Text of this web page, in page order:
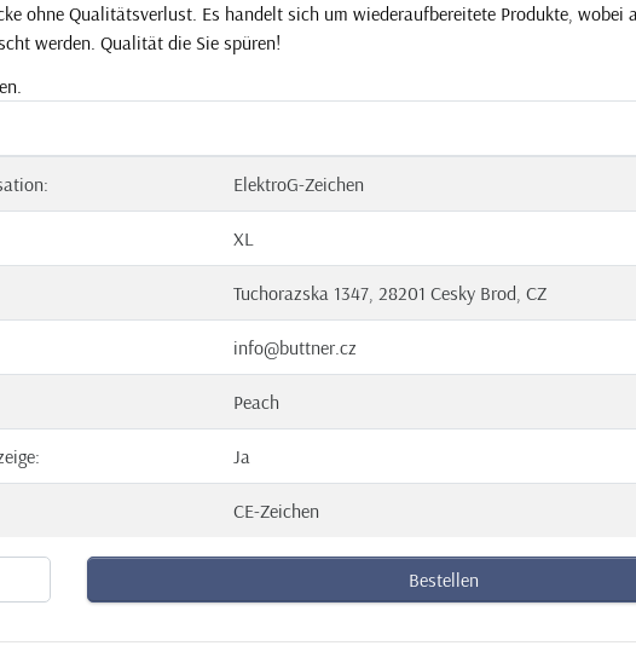
ohne Qualitätsverlust. Es handelt sich um wiederaufbereitete Produkte, wobei
werden. Qualität die Sie spüren!
ElektroG-Zeichen
XL
Tuchorazska 1347, 28201 Cesky Brod, CZ
info@buttner.cz
Peach
Ja
CE-Zeichen
Bestellen